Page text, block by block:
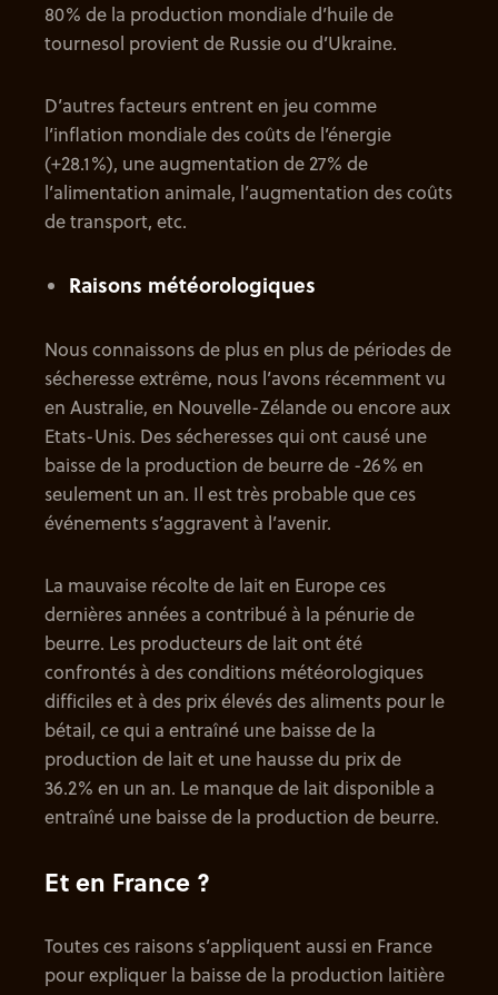
80% de la production mondiale d’huile de
tournesol provient de Russie ou d’Ukraine.
D’autres facteurs entrent en jeu comme
l’inflation mondiale des coûts de l’énergie
(+28.1%), une augmentation de 27% de
l’alimentation animale, l’augmentation des coûts
de transport, etc.
Raisons météorologiques
Nous connaissons de plus en plus de périodes de
sécheresse extrême, nous l’avons récemment vu
en Australie, en Nouvelle-Zélande ou encore aux
Etats-Unis. Des sécheresses qui ont causé une
baisse de la production de beurre de -26% en
seulement un an. Il est très probable que ces
événements s’aggravent à l’avenir.
La mauvaise récolte de lait en Europe ces
dernières années a contribué à la pénurie de
beurre. Les producteurs de lait ont été
confrontés à des conditions météorologiques
difficiles et à des prix élevés des aliments pour le
bétail, ce qui a entraîné une baisse de la
production de lait et une hausse du prix de
36.2% en un an. Le manque de lait disponible a
entraîné une baisse de la production de beurre.
Et en France ?
Toutes ces raisons s’appliquent aussi en France
pour expliquer la baisse de la production laitière